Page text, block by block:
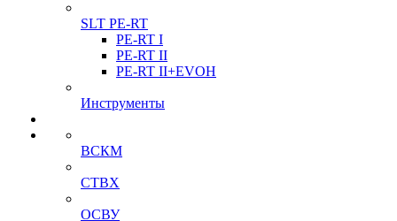
SLT PE-RT
PE-RT I
PE-RT II
PE-RT II+EVOH
Инструменты
ВСКМ
СТВХ
ОСВУ